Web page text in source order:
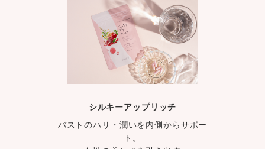
シルキーアップリッチ
バストのハリ・潤いを内側からサポー
ト。